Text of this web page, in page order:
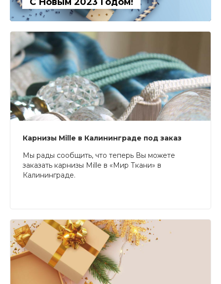
Карнизы Mille в Калининграде под заказ
Мы рады сообщить, что теперь Вы можете
заказать карнизы Mille в «Мир Ткани» в
Калининграде.